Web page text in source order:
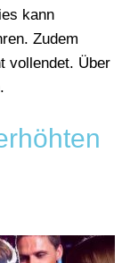
kann
Zudem
vollendet. Über